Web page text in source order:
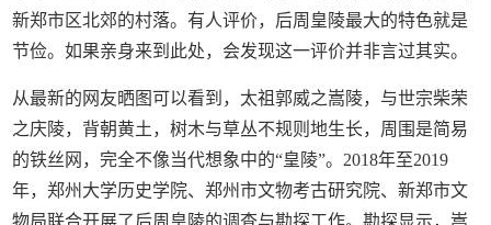
新郑市区北郊的村落。有人评价，后周皇陵最大的特色就是
节俭。如果亲身来到此处，会发现这一评价并非言过其实。
从最新的网友晒图可以看到，太祖郭威之嵩陵，与世宗柴荣
之庆陵，背朝黄土，树木与草丛不规则地生长，周围是简易
的铁丝网，完全不像当代想象中的“皇陵”。2018年至2019
年，郑州大学历史学院、郑州市文物考古研究院、新郑市文
物局联合开展了后周皇陵的调查与勘探工作。勘探显示，嵩